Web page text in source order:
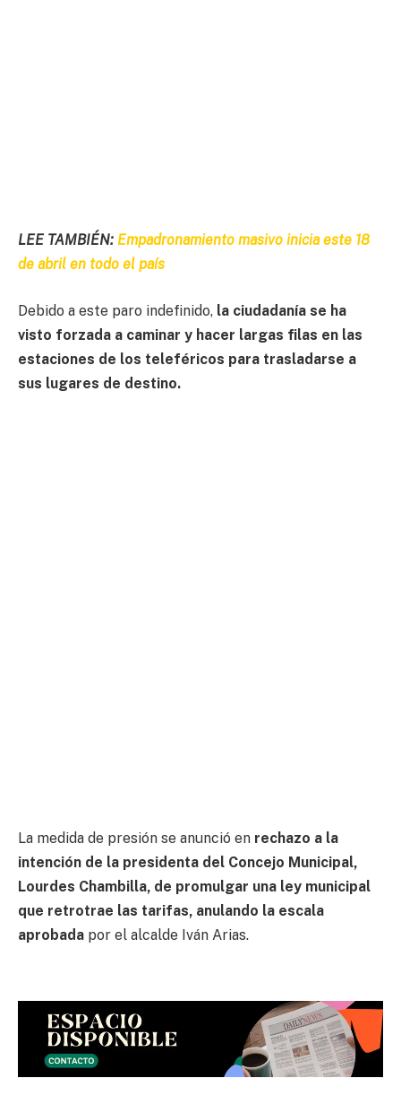
LEE TAMBIÉN: Empadronamiento masivo inicia este 18
de abril en todo el país
Debido a este paro indefinido, la ciudadanía se ha
visto forzada a caminar y hacer largas filas en las
estaciones de los teleféricos para trasladarse a
sus lugares de destino.
La medida de presión se anunció en rechazo a la
intención de la presidenta del Concejo Municipal,
Lourdes Chambilla, de promulgar una ley municipal
que retrotrae las tarifas, anulando la escala
aprobada por el alcalde Iván Arias.